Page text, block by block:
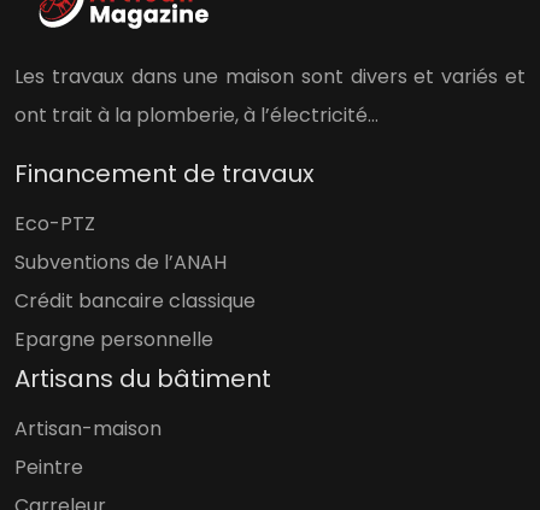
Les travaux dans une maison sont divers et variés et
ont trait à la plomberie, à l’électricité…
Financement de travaux
Eco-PTZ
Subventions de l’ANAH
Crédit bancaire classique
Epargne personnelle
Artisans du bâtiment
Artisan-maison
Peintre